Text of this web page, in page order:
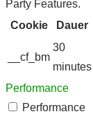
Party Features.
Cookie
Dauer
__cf_bm
30
minutes
Performance
Performance